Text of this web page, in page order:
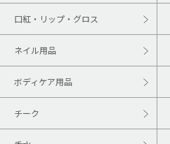
口紅・リップ・グロス
ネイル用品
ボディケア用品
チーク